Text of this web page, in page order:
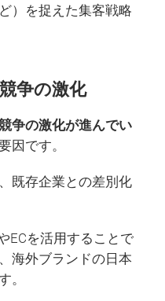
）を捉えた集客戦略
争の激化
争の激化が進んでい
因です。
既存企業との差別化
ECを活用することで
海外ブランドの日本
。